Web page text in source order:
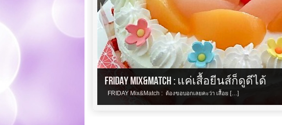
FRIDAY Mix&Match : แค่เสื้อยีนส์ก็ดูดีได้
FRIDAY Mix&Match : ต้องขอบอกเลยคะว่า เสื้อย […]